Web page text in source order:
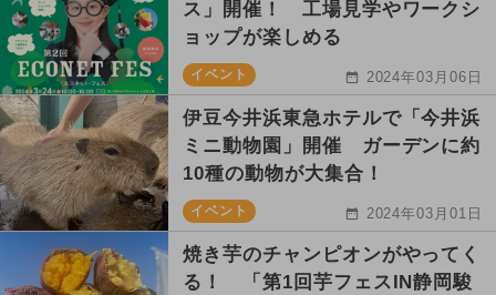
ス」開催！ 工場見学やワークシ
ョップが楽しめる
イベント 2024年03月06日
伊豆今井浜東急ホテルで「今井浜
ミニ動物園」開催 ガーデンに約
10種の動物が大集合！
イベント 2024年03月01日
焼き芋のチャンピオンがやってく
る！ 「第1回芋フェスIN静岡駿